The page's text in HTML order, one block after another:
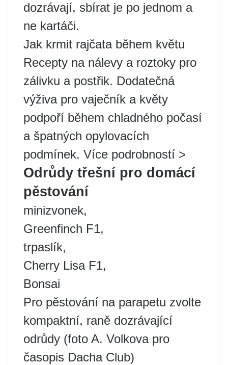
dozrávají, sbírat je po jednom a
ne kartáči.
Jak krmit rajčata během květu
Recepty na nálevy a roztoky pro
zálivku a postřik. Dodatečná
výživa pro vaječník a květy
podpoří během chladného počasí
a špatných opylovacích
podmínek. Více podrobností >
Odrůdy třešní pro domácí
pěstování
minizvonek,
Greenfinch F1,
trpaslík,
Cherry Lisa F1,
Bonsai
Pro pěstování na parapetu zvolte
kompaktní, raně dozrávající
odrůdy (foto A. Volkova pro
časopis Dacha Club)